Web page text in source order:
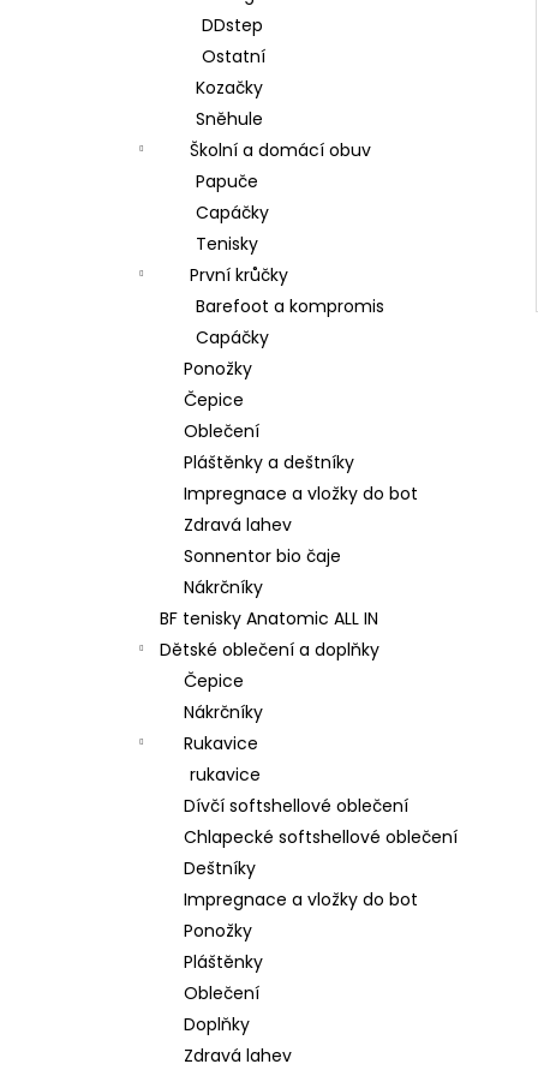
DDstep
Ostatní
Kozačky
Sněhule
Školní a domácí obuv
Papuče
Capáčky
Tenisky
První krůčky
Barefoot a kompromis
Capáčky
Ponožky
Čepice
Oblečení
Pláštěnky a deštníky
Impregnace a vložky do bot
Zdravá lahev
Sonnentor bio čaje
Nákrčníky
BF tenisky Anatomic ALL IN
Dětské oblečení a doplňky
Čepice
Nákrčníky
Rukavice
rukavice
Dívčí softshellové oblečení
Chlapecké softshellové oblečení
Deštníky
Impregnace a vložky do bot
Ponožky
Pláštěnky
Oblečení
Doplňky
Zdravá lahev